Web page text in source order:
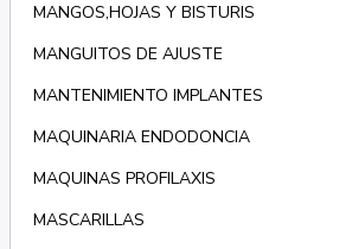
MANGOS,HOJAS Y BISTURIS
MANGUITOS DE AJUSTE
MANTENIMIENTO IMPLANTES
MAQUINARIA ENDODONCIA
MAQUINAS PROFILAXIS
MASCARILLAS